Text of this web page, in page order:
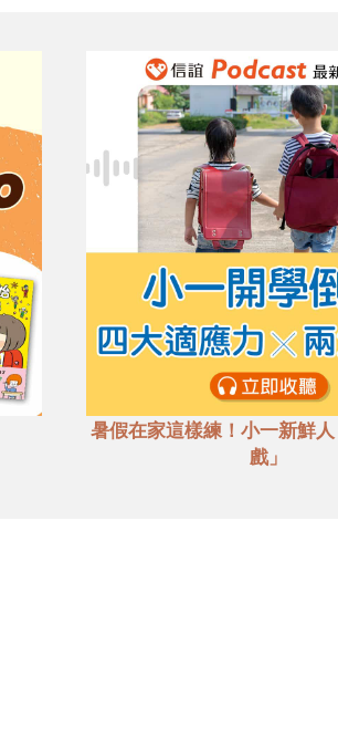
暑假在家這樣練！小一新鮮
戲」